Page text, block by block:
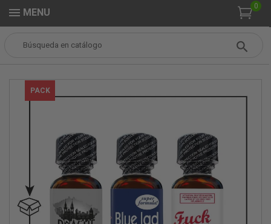
0
MENU
Packs de Poppers
PACK